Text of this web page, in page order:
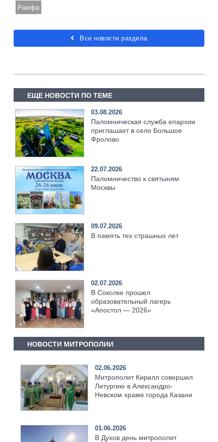
Раифа
Все новости раздела
ЕЩЕ НОВОСТИ ПО ТЕМЕ
03.08.2026
Паломническая служба епархии
приглашает в село Большое
Фролово
22.07.2026
Паломничество к святыням
Москвы
09.07.2026
В память тех страшных лет
02.07.2026
В Соколке прошел
образовательный лагерь
«Апостол — 2026»
НОВОСТИ МИТРОПОЛИИ
02.06.2026
Митрополит Кирилл совершил
Литургию в Александро-
Невском храме города Казани
01.06.2026
В Духов день митрополит